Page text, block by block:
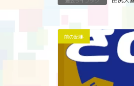
前の記事